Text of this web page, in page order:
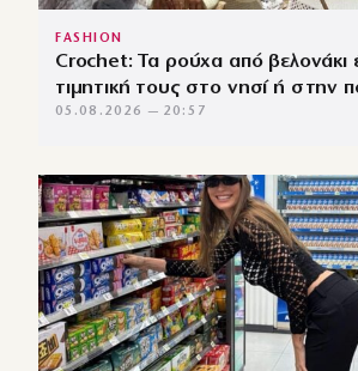
FASHION
Crochet: Τα ρούχα από βελονάκι
τιμητική τους στο νησί ή στην
05.08.2026 — 20:57